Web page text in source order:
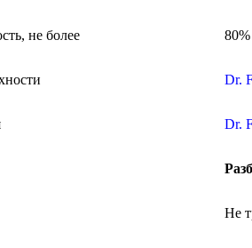
не более 80%
Dr.
Dr.
Не